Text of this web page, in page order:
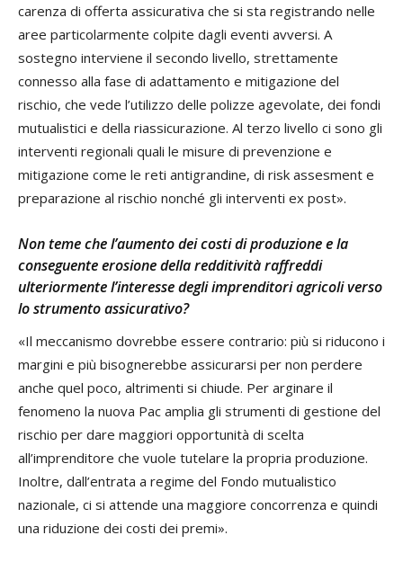
carenza di offerta assicurativa che si sta registrando nelle
aree particolarmente colpite dagli eventi avversi. A
sostegno interviene il secondo livello, strettamente
connesso alla fase di adattamento e mitigazione del
rischio, che vede l’utilizzo delle polizze agevolate, dei fondi
mutualistici e della riassicurazione. Al terzo livello ci sono gli
interventi regionali quali le misure di prevenzione e
mitigazione come le reti antigrandine, di risk assesment e
preparazione al rischio nonché gli interventi ex post».
Non teme che l’aumento dei costi di produzione e la
conseguente erosione della redditività raffreddi
ulteriormente l’interesse degli imprenditori agricoli verso
lo strumento assicurativo?
«Il meccanismo dovrebbe essere contrario: più si riducono i
margini e più bisognerebbe assicurarsi per non perdere
anche quel poco, altrimenti si chiude. Per arginare il
fenomeno la nuova Pac amplia gli strumenti di gestione del
rischio per dare maggiori opportunità di scelta
all’imprenditore che vuole tutelare la propria produzione.
Inoltre, dall’entrata a regime del Fondo mutualistico
nazionale, ci si attende una maggiore concorrenza e quindi
una riduzione dei costi dei premi».